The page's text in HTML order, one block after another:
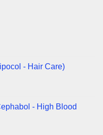
- Hair Care)
- High Blood